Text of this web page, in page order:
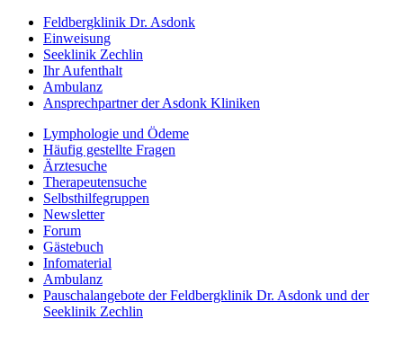
Feldbergklinik Dr. Asdonk
Einweisung
Seeklinik Zechlin
Ihr Aufenthalt
Ambulanz
Ansprechpartner der Asdonk Kliniken
Lymphologie und Ödeme
Häufig gestellte Fragen
Ärztesuche
Therapeutensuche
Selbsthilfegruppen
Newsletter
Forum
Gästebuch
Infomaterial
Ambulanz
Pauschalangebote der Feldbergklinik Dr. Asdonk und der
Seeklinik Zechlin